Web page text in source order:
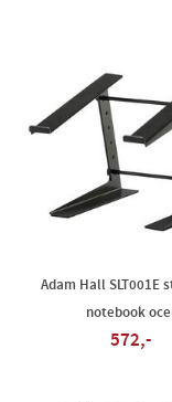
Adam Hall SLT001E
notebook
572,-